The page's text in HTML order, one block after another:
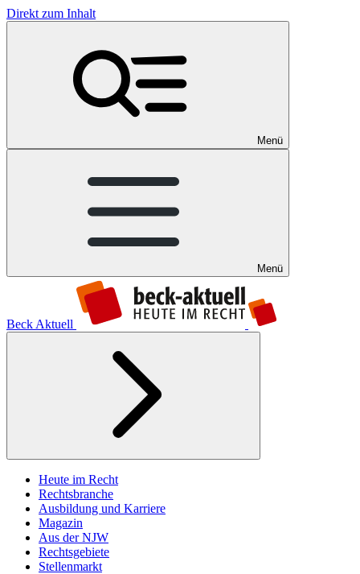
Direkt zum Inhalt
Menü
Menü
Beck Aktuell
Heute im Recht
Rechtsbranche
Ausbildung und Karriere
Magazin
Aus der NJW
Rechtsgebiete
Stellenmarkt